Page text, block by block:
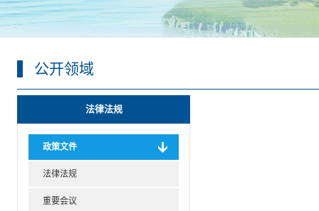
公开领域
法律法规
政策文件
法律法规
重要会议